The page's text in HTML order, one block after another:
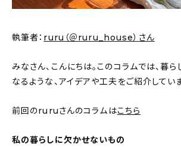
会社概要
執筆者： ruru（＠ruru_house）さん
みなさん、こんにちは。このコラムでは、暮ら
なるような、アイデアや工夫をご紹介していま
前回のruruさんのコラムはこちら
私の暮らしに欠かせないもの